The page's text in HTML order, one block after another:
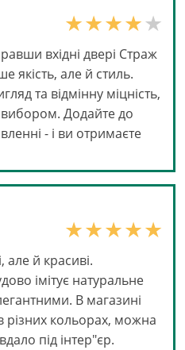
вхідні двері Страж
якість, але й стиль.
та відмінну міцність,
Додайте до
- і ви отримаєте
але й красиві.
імітує натуральне
В магазині
різних кольорах, можна
під інтер"єр.